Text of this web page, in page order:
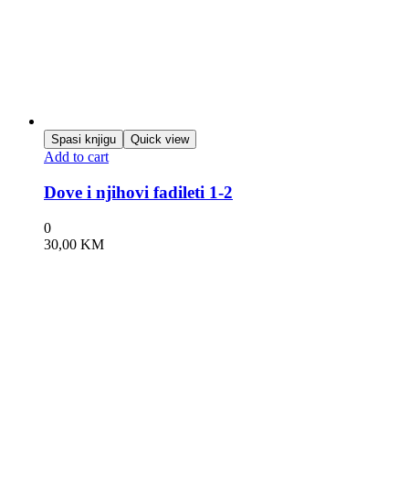
Spasi knjigu Quick view
Add to cart
Dove i njihovi fadileti 1-2
0
30,00 KM